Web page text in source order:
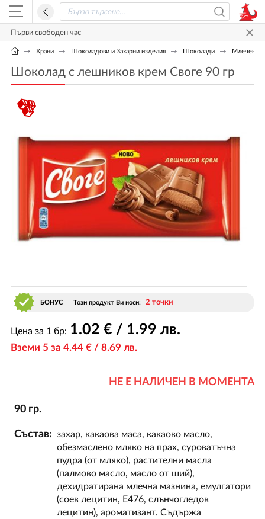
Първи свободен час
Храни Шоколадови и Захарни изделия Шоколади Млечен
Шоколад с лешников крем Своге 90 гр
БОНУС Този продукт Ви носи: 2 точки
Цена за 1 бр: 1.02 € / 1.99 лв.
Вземи 5 за 4.44€ / 8.69 лв.
НЕ Е НАЛИЧЕН В МОМЕНТА
90 гр.
Състав: захар, какаова маса, какаово масло,
обезмаслено мляко на прах, суроватъчна
пудра (от мляко), растителни масла
(палмово масло, масло от ший),
дехидратирана млечна мазнина, емулгатори
(соев лецитин, Е476, слънчогледов
лецитин), ароматизант. Съдържа